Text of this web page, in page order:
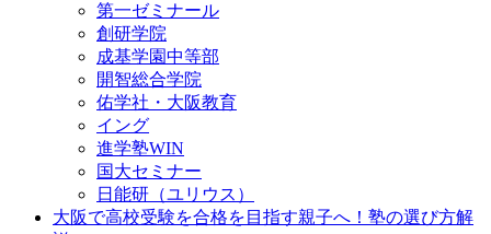
第一ゼミナール
創研学院
成基学園中等部
開智総合学院
佑学社・大阪教育
イング
進学塾WIN
国大セミナー
日能研（ユリウス）
大阪で高校受験を合格を目指す親子へ！塾の選び方解